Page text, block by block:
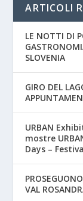
ARTICOLI
LE NOTTI DI
SLOVENIA
GIRO DEL
URBAN
mostre
Days –
VAL